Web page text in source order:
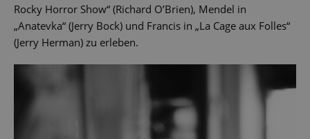
Rocky Horror Show“ (Richard O’Brien), Mendel in
„Anatevka“ (Jerry Bock) und Francis in „La Cage aux Folles“
(Jerry Herman) zu erleben.